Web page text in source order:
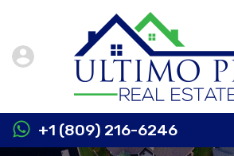
+1 (809) 216-6246